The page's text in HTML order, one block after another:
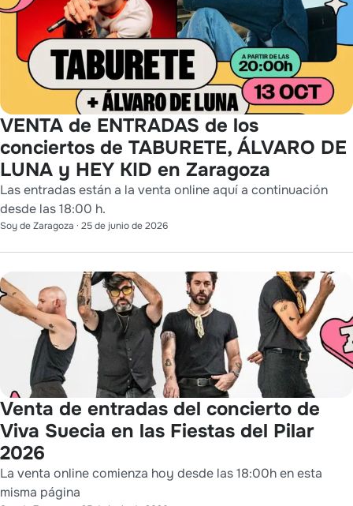
VENTA de ENTRADAS de los
conciertos de TABURETE, ÁLVARO DE
LUNA y HEY KID en Zaragoza
Las entradas están a la venta online aquí a continuación
desde las 18:00 h.
Soy de Zaragoza · 25 de junio de 2026
Venta de entradas del concierto de
Viva Suecia en las Fiestas del Pilar
2026
La venta online comienza hoy desde las 18:00h en esta
misma página